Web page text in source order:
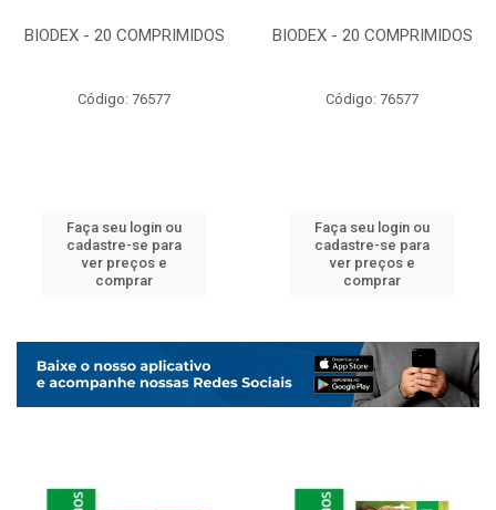
BIODEX - 20 COMPRIMIDOS
Código: 76577
Faça seu login ou
cadastre-se para
ver preços e
comprar
BIODEX - 20 COMPRIMIDOS
Código: 76577
Faça seu login ou
cadastre-se para
ver preços e
comprar